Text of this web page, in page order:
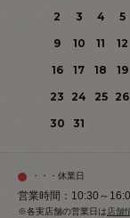
2
3 4 5
9
10 11 12
16
17 18 19
23
24 25 26
30
31
・・・休業日
営業時間：10:30～
※各実店舗の営業日は店舗